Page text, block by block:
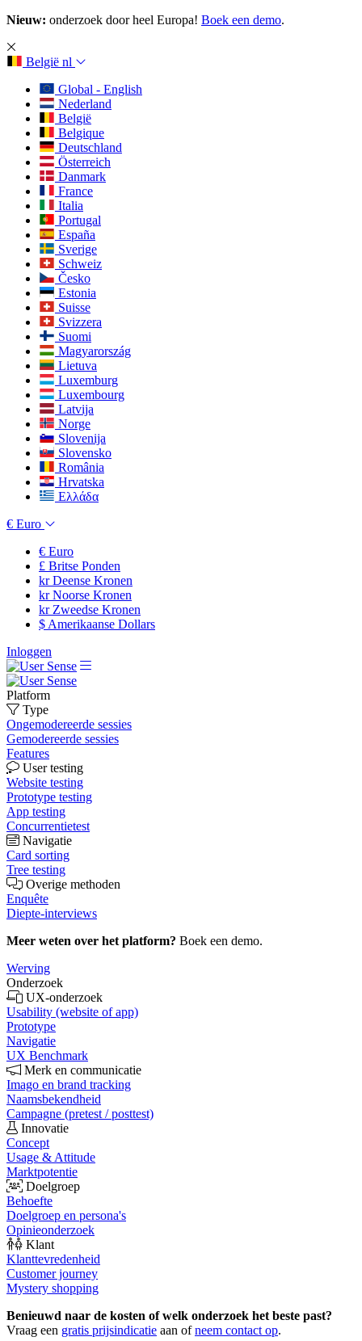
Nieuw: onderzoek door heel Europa! Boek een demo.
België nl
Global - English
Nederland
België
Belgique
Deutschland
Österreich
Danmark
France
Italia
Portugal
España
Sverige
Schweiz
Česko
Estonia
Suisse
Svizzera
Suomi
Magyarország
Lietuva
Luxemburg
Luxembourg
Latvija
Norge
Slovenija
Slovensko
România
Hrvatska
Ελλάδα
€ Euro
€ Euro
£ Britse Ponden
krDeense Kronen
krNoorse Kronen
krZweedse Kronen
$ Amerikaanse Dollars
Inloggen
Platform
Type
Ongemodereerde sessies
Gemodereerde sessies
Features
User testing
Website testing
Prototype testing
App testing
Concurrentietest
Navigatie
Card sorting
Tree testing
Overige methoden
Enquête
Diepte-interviews
Meer weten over het platform? Boek een demo.
Werving
Onderzoek
UX-onderzoek
Usability (website of app)
Prototype
Navigatie
UX Benchmark
Merk en communicatie
Imago en brand tracking
Naamsbekendheid
Campagne (pretest / posttest)
Innovatie
Concept
Usage & Attitude
Marktpotentie
Doelgroep
Behoefte
Doelgroep en persona's
Opinieonderzoek
Klant
Klanttevredenheid
Customer journey
Mystery shopping
Benieuwd naar de kosten of welk onderzoek het beste past?
Vraag een gratis prijsindicatie aan ofneem contact op.